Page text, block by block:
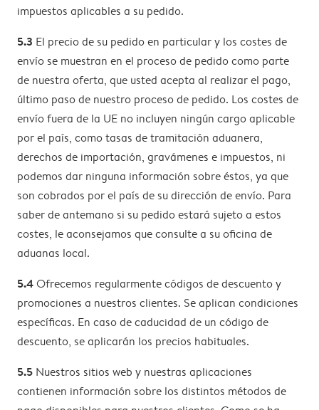
impuestos aplicables a su pedido.
5.3 El precio de su pedido en particular y los costes de
envío se muestran en el proceso de pedido como parte
de nuestra oferta, que usted acepta al realizar el pago,
último paso de nuestro proceso de pedido. Los costes de
envío fuera de la UE no incluyen ningún cargo aplicable
por el país, como tasas de tramitación aduanera,
derechos de importación, gravámenes e impuestos, ni
podemos dar ninguna información sobre éstos, ya que
son cobrados por el país de su dirección de envío. Para
saber de antemano si su pedido estará sujeto a estos
costes, le aconsejamos que consulte a su oficina de
aduanas local.
5.4Ofrecemos regularmente códigos de descuento y
promociones a nuestros clientes. Se aplican condiciones
específicas. En caso de caducidad de un código de
descuento, se aplicarán los precios habituales.
5.5 Nuestros sitios web y nuestras aplicaciones
contienen información sobre los distintos métodos de